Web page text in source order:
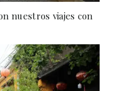
nuestros viajes con